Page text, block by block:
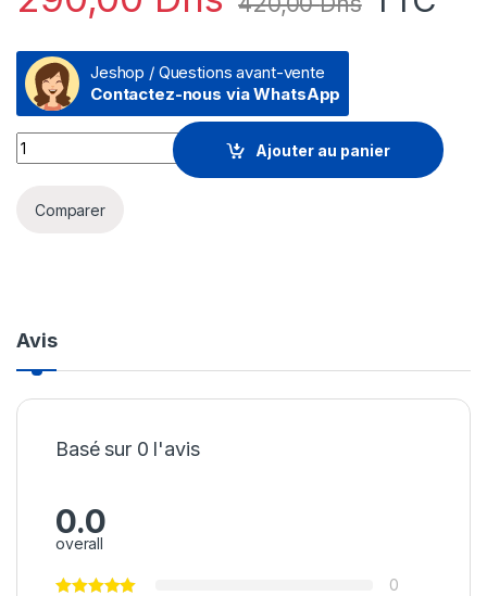
Jeshop / Questions avant-vente
Contactez-nous via WhatsApp
Disque Dur interne SSD Hiksemi Wave(P) M.2 2280 PCIe 3.0
Ajouter au panier
Comparer
Avis
Basé sur 0 l'avis
0.0
overall
0